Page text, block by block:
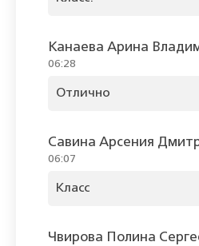
Канаева Арина
06:28
Отлично
Савина Арсения
06:07
Класс
Чвирова Полина